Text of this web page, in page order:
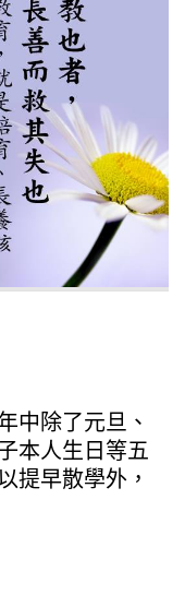
中除了元旦、
本人生日等五
提早散學外，